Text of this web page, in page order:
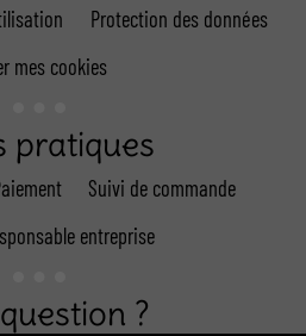
Protection des données
mes cookies
pratiques
Suivi de commande
entreprise
?